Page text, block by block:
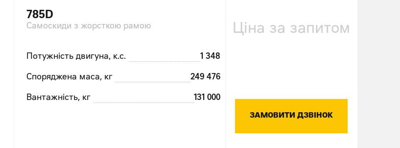
785D
Самоскиди з жорсткою рамою
Потужність двигуна, к.с. 1 348
Споряджена маса, кг 249 476
Вантажність, кг 131 000
Ціна за запитом
ЗАМОВИТИ ДЗВІНОК